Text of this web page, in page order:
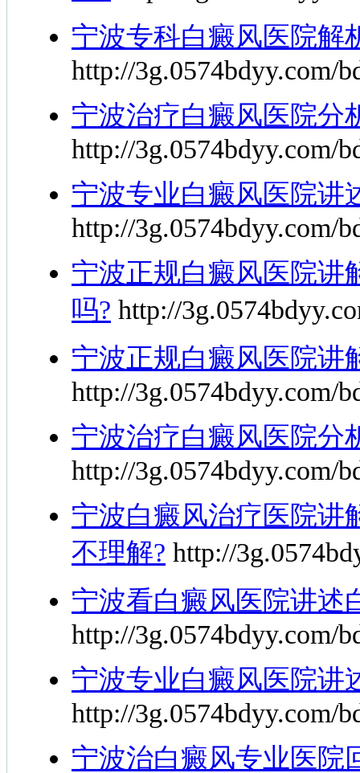
宁波专科白癜风医院解
http://3g.0574bdyy.com/
宁波治疗白癜风医院分
http://3g.0574bdyy.com/
宁波专业白癜风医院讲
http://3g.0574bdyy.com/
宁波正规白癜风医院讲
吗? http://
宁波正规白癜风医院讲
http://3g.0574bdyy.com/
宁波治疗白癜风医院分
http://3g.0574bdyy.com/
宁波白癜风治疗医院讲
不理解? http://
宁波看白癜风医院讲述
http://3g.0574bdyy.com/
宁波专业白癜风医院讲
http://3g.0574bdyy.com/
宁波治白癜风专业医院